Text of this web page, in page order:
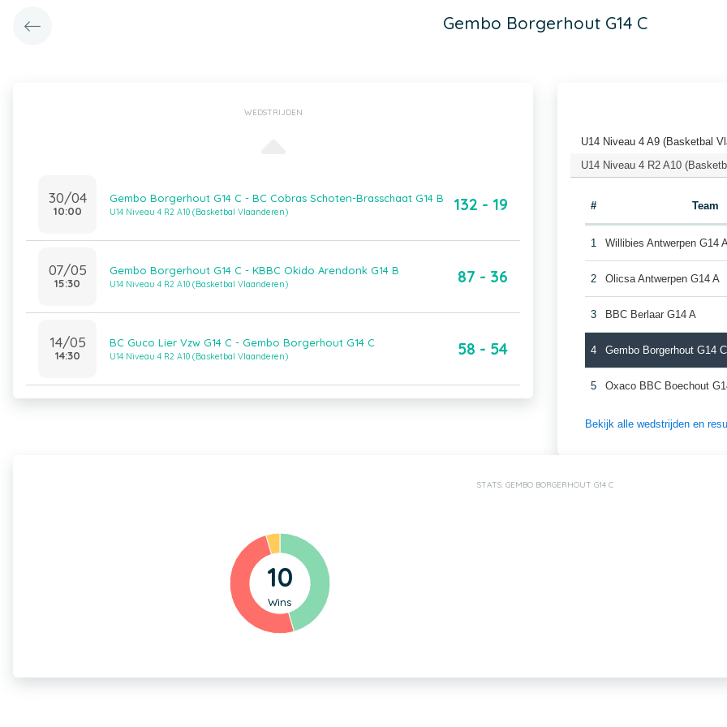
Gembo Borgerhout G14 C
WEDSTRIJDEN
30/04
10:00
Gembo Borgerhout G14 C - BC Cobras Schoten-Brasschaat G14 B
U14 Niveau 4 R2 A10 (Basketbal Vlaanderen) 132 - 19
07/05
15:30
Gembo Borgerhout G14 C - KBBC Okido Arendonk G14 B
U14 Niveau 4 R2 A10 (Basketbal Vlaanderen) 87 - 36
14/05
14:30
BC Guco Lier Vzw G14 C - Gembo Borgerhout G14 C
U14 Niveau 4 R2 A10 (Basketbal Vlaanderen) 58 - 54
U14 Niveau 4 A9 (Basketbal
U14 Niveau 4 R2 A10
# Team
1 Willibies Antwerpen G14
2 Olicsa Antwerpen G14 A
3 BBC Berlaar G14 A
4 Gembo Borgerhout G14 C
5 Oxaco BBC Boechout
Bekijk alle wedstrijden en
STATS: GEMBO BORGERHOUT G14 C
10
Wins